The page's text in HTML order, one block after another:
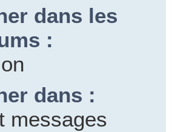
dans les
:
dans :
messages